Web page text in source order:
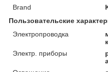
Brand
Пользовательские
Электропроводка
Электр. приборы